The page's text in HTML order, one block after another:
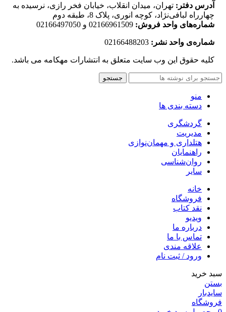
آدرس دفتر: تهران، میدان انقلاب، خیابان فخر رازی، نرسیده به
چهارراه لبافی‌نژاد، کوچه انوری، پلاک 8، طبقه دوم
شماره‌های واحد فروش: 02166961509 و 02166497050
شماره‌‌ی واحد نشر:
کلیه حقوق این وب سایت متعلق به انتشارات مهکامه می باشد.
جستجو
منو
دسته بندی ها
گردشگری
مدیریت
هتلداری و مهمان‌نوازی
راهنمایان
روان‌شناسی
سایر
خانه
فروشگاه
نقد کتاب
ویدیو
درباره‌ ما
تماس با ما
علاقه مندی
ورود / ثبت نام
سبد خرید
بستن
سایدبار
فروشگاه